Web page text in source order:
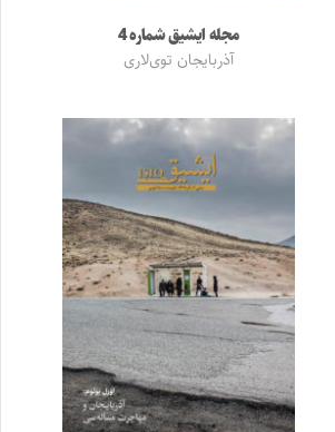
مجله ایشیق شماره 4
آذربایجان توی‌لاری